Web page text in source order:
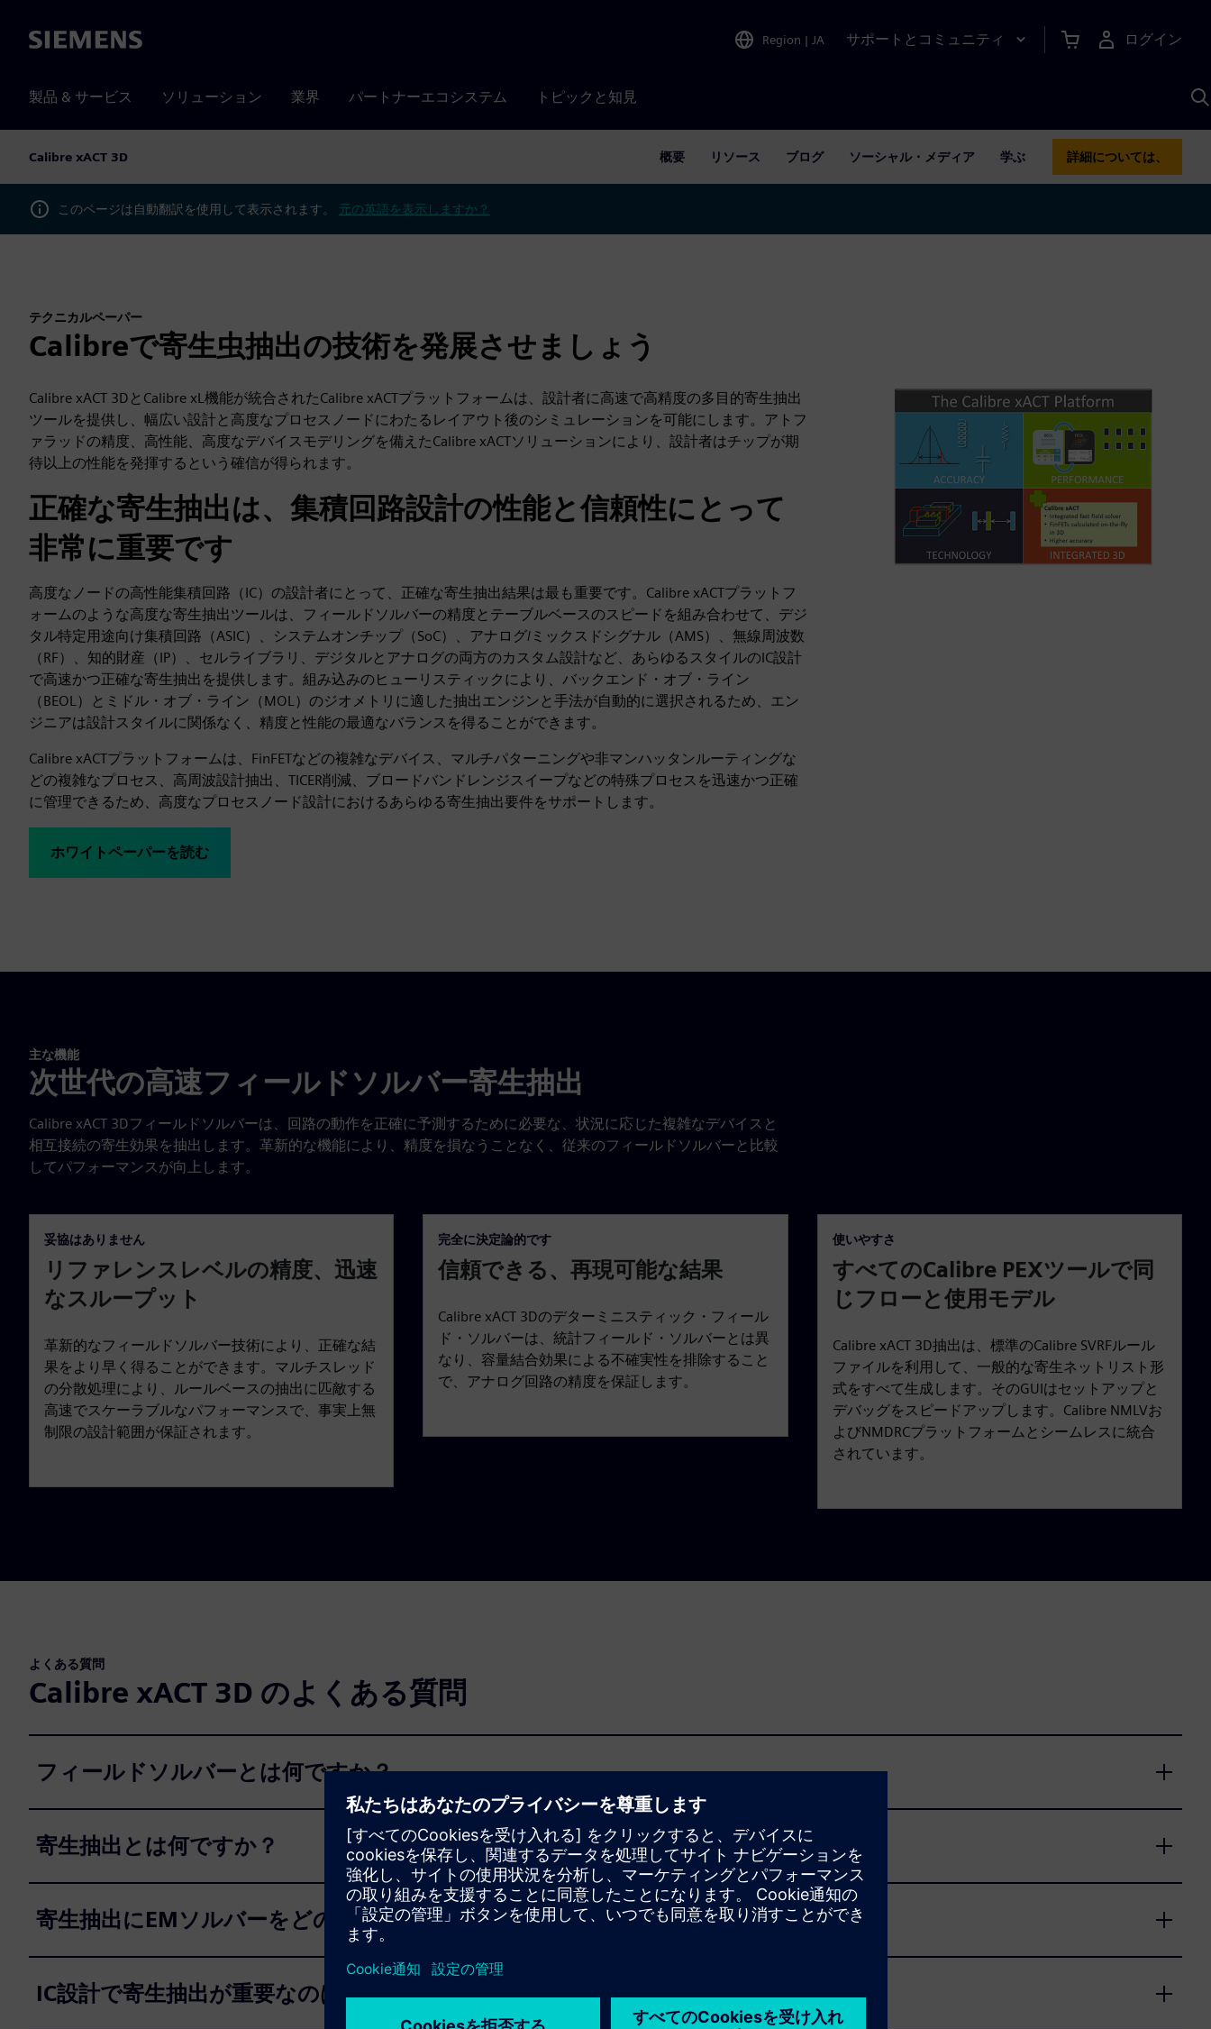
Siemens Region | JA サポートとコミュニティ ログイン
製品 & サービス ソリューション 業界 パートナーエコシステム トピックと知見
Calibre xACT 3D 概要 リソース ブログ ソーシャル・メディア 学ぶ 詳細については、
このページは自動翻訳を使用して表示されます。 元の英語を表示しますか？
テクニカルペーパー
Calibreで寄生虫抽出の技術を発展させましょう
Calibre xACT 3DとCalibre xL機能が統合されたCalibre xACTプラットフォームは、設計者に高速で高精度の多目的寄生抽出
ツールを提供し、幅広い設計と高度なプロセスノードにわたるレイアウト後のシミュレーションを可能にします。アトフ
ァラッドの精度、高性能、高度なデバイスモデリングを備えたCalibre xACTソリューションにより、設計者はチップが期
待以上の性能を発揮するという確信が得られます。
正確な寄生抽出は、集積回路設計の性能と信頼性にとって
非常に重要です
高度なノードの高性能集積回路（IC）の設計者にとって、正確な寄生抽出結果は最も重要です。Calibre xACTプラットフ
ォームのような高度な寄生抽出ツールは、フィールドソルバーの精度とテーブルベースのスピードを組み合わせて、デジ
タル特定用途向け集積回路（ASIC）、システムオンチップ（SoC）、アナログ/ミックスドシグナル（AMS）、無線周波数
（RF）、知的財産（IP）、セルライブラリ、デジタルとアナログの両方のカスタム設計など、あらゆるスタイルのIC設計
で高速かつ正確な寄生抽出を提供します。組み込みのヒューリスティックにより、バックエンド・オブ・ライン
（BEOL）とミドル・オブ・ライン（MOL）のジオメトリに適した抽出エンジンと手法が自動的に選択されるため、エン
ジニアは設計スタイルに関係なく、精度と性能の最適なバランスを得ることができます。
Calibre xACTプラットフォームは、FinFETなどの複雑なデバイス、マルチパターニングや非マンハッタンルーティングな
どの複雑なプロセス、高周波設計抽出、TICER削減、ブロードバンドレンジスイープなどの特殊プロセスを迅速かつ正確
に管理できるため、高度なプロセスノード設計におけるあらゆる寄生抽出要件をサポートします。
ホワイトペーパーを読む
主な機能
次世代の高速フィールドソルバー寄生抽出
Calibre xACT 3Dフィールドソルバーは、回路の動作を正確に予測するために必要な、状況に応じた複雑なデバイスと
相互接続の寄生効果を抽出します。革新的な機能により、精度を損なうことなく、従来のフィールドソルバーと比較
してパフォーマンスが向上します。
妥協はありません
リファレンスレベルの精度、迅速
なスループット
革新的なフィールドソルバー技術により、正確な結
果をより早く得ることができます。マルチスレッド
の分散処理により、ルールベースの抽出に匹敵する
高速でスケーラブルなパフォーマンスで、事実上無
制限の設計範囲が保証されます。
完全に決定論的です
信頼できる、再現可能な結果
Calibre xACT 3Dのデターミニスティック・フィール
ド・ソルバーは、統計フィールド・ソルバーとは異
なり、容量結合効果による不確実性を排除すること
で、アナログ回路の精度を保証します。
使いやすさ
すべてのCalibre PEXツールで同
じフローと使用モデル
Calibre xACT 3D抽出は、標準のCalibre SVRFルール
ファイルを利用して、一般的な寄生ネットリスト形
式をすべて生成します。そのGUIはセットアップと
デバッグをスピードアップします。Calibre NMLVお
よびNMDRCプラットフォームとシームレスに統合
されています。
よくある質問
Calibre xACT 3D のよくある質問
フィールドソルバーとは何ですか？
寄生抽出とは何ですか？
寄生抽出にEMソルバーをどのように使用しますか？
IC設計で寄生抽出が重要なのはなぜですか？